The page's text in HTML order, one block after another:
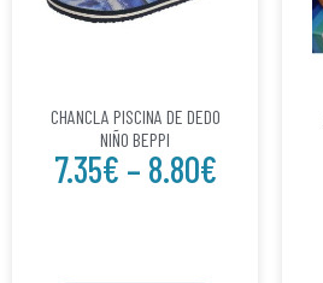
CHANCLA PISCINA DE DEDO
NIÑO BEPPI
7.35€ – 8.80€